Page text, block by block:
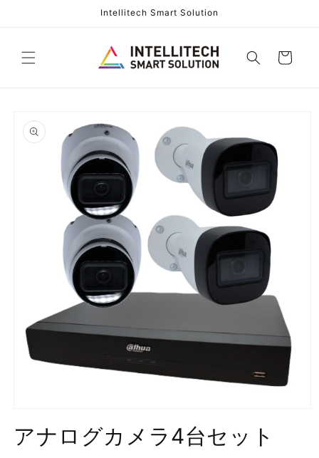
Intellitech Smart Solution
ー
報にス
キップ
ダ
アナログカメラ4台セット